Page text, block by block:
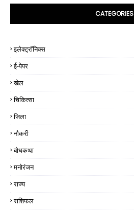
CATEGORIES
इलेक्ट्रॉनिक्स
ई-पेपर
खेल
चिकित्सा
जिला
नौकरी
बोधकथा
मनोरंजन
राज्य
राशिफल